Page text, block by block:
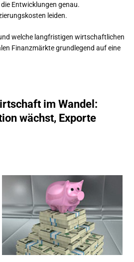
Entwicklungen genau.
leiden.
welche langfristigen wirtschaftlichen
Finanzmärkte grundlegend auf eine
im Wandel:
wächst, Exporte